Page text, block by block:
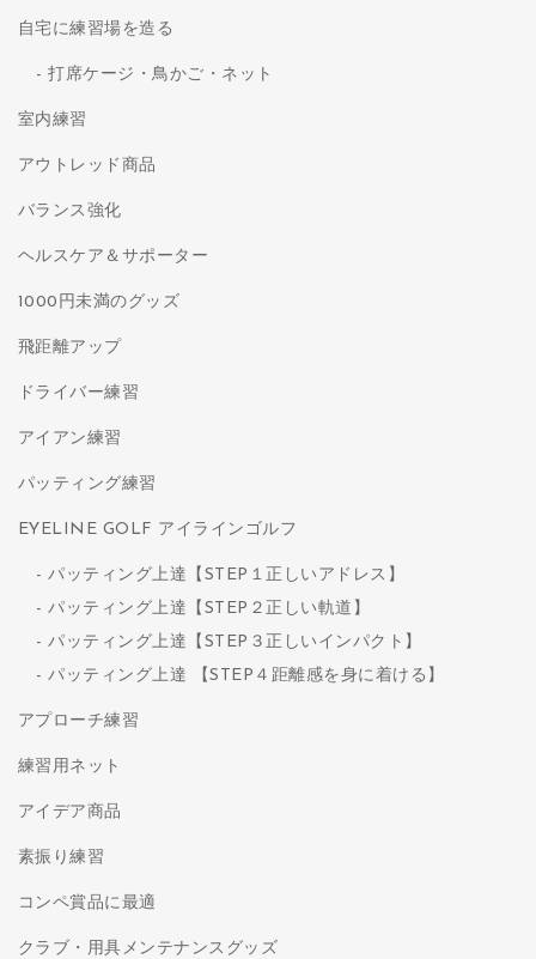
自宅に練習場を造る
打席ケージ・鳥かご・ネット
室内練習
アウトレッド商品
バランス強化
ヘルスケア＆サポーター
1000円未満のグッズ
飛距離アップ
ドライバー練習
アイアン練習
パッティング練習
EYELINE GOLF アイラインゴルフ
パッティング上達【STEP１正しいアドレス】
パッティング上達【STEP２正しい軌道】
パッティング上達【STEP３正しいインパクト】
パッティング上達 【STEP４距離感を身に着ける】
アプローチ練習
練習用ネット
アイデア商品
素振り練習
コンペ賞品に最適
クラブ・用具メンテナンスグッズ